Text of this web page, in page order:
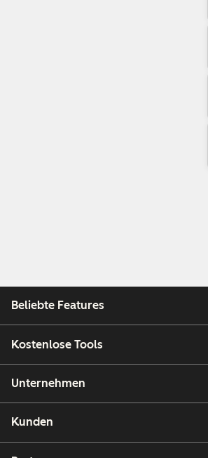
Beliebte Features
Kostenlose Tools
Unternehmen
Kunden